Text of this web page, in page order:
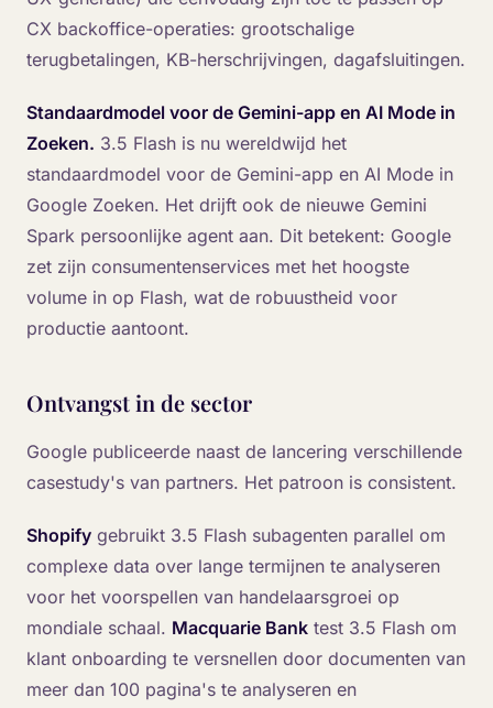
CX backoffice-operaties: grootschalige
terugbetalingen, KB-herschrijvingen, dagafsluitingen.
Standaardmodel voor de Gemini-app en AI Mode in
Zoeken. 3.5 Flash is nu wereldwijd het
standaardmodel voor de Gemini-app en AI Mode in
Google Zoeken. Het drijft ook de nieuwe Gemini
Spark persoonlijke agent aan. Dit betekent: Google
zet zijn consumentenservices met het hoogste
volume in op Flash, wat de robuustheid voor
productie aantoont.
Ontvangst in de sector
Google publiceerde naast de lancering verschillende
casestudy's van partners. Het patroon is consistent.
Shopify gebruikt 3.5 Flash subagenten parallel om
complexe data over lange termijnen te analyseren
voor het voorspellen van handelaarsgroei op
mondiale schaal. Macquarie Bank test 3.5 Flash om
klant onboarding te versnellen door documenten van
meer dan 100 pagina's te analyseren en